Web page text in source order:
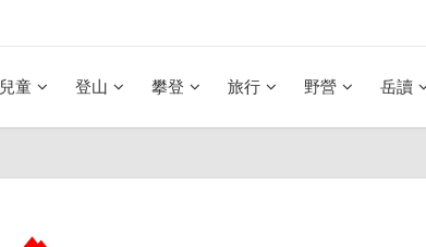
兒童 登山 攀登 旅行 野營 岳讀